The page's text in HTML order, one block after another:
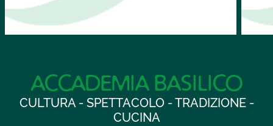
ACCADEMIA BASILICO
CULTURA - SPETTACOLO - TRADIZIONE -
CUCINA